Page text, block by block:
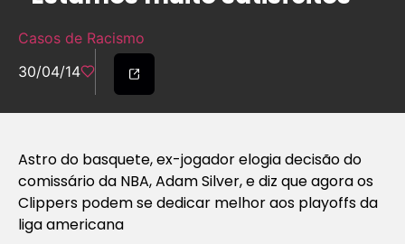
Casos de Racismo
30/04/14
Astro do basquete, ex-jogador elogia decisão do
comissário da NBA, Adam Silver, e diz que agora os
Clippers podem se dedicar melhor aos playoffs da
liga americana